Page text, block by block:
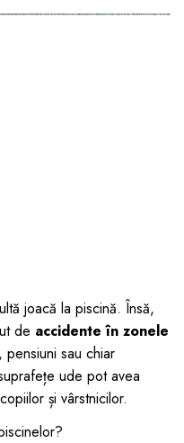
joacă la piscină. Însă,
de accidente în zonele
sau chiar
ude pot avea
și vârstnicilor.